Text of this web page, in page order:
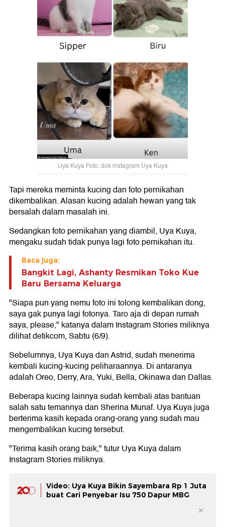
Uya Kuya Foto: dok instagram Uya Kuya
Tapi mereka meminta kucing dan foto pernikahan
dikembalikan. Alasan kucing adalah hewan yang tak
bersalah dalam masalah ini.
Sedangkan foto pernikahan yang diambil, Uya Kuya,
mengaku sudah tidak punya lagi foto pernikahan itu.
Baca juga:
Bangkit Lagi, Ashanty Resmikan Toko Kue
Baru Bersama Keluarga
"Siapa pun yang nemu foto ini tolong kembalikan dong,
saya gak punya lagi fotonya. Taro aja di depan rumah
saya, please," katanya dalam Instagram Stories miliknya
dilihat detikcom, Sabtu (6/9).
Sebelumnya, Uya Kuya dan Astrid, sudah menerima
kembali kucing-kucing peliharaannya. Di antaranya
adalah Oreo, Derry, Ara, Yuki, Bella, Okinawa dan Dallas.
Beberapa kucing lainnya sudah kembali atas bantuan
salah satu temannya dan Sherina Munaf. Uya Kuya juga
berterima kasih kepada orang-orang yang sudah mau
mengembalikan kucing tersebut.
"Terima kasih orang baik," tutur Uya Kuya dalam
Instagram Stories miliknya.
Video: Uya Kuya Bikin Sayembara Rp 1 Juta
buat Cari Penyebar Isu 750 Dapur MBG